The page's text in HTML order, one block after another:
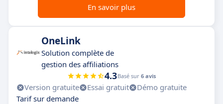
En savoir plus
OneLink
Solution complète de
gestion des affiliations
4.3Basé sur 6 avis
Version gratuite Essai gratuit
Démo gratuite
Tarif sur demande